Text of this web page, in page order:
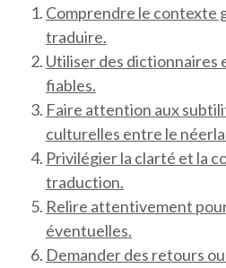
Comprendre le contexte
traduire.
Utiliser des dictionnaires
fiables.
Faire attention aux
culturelles entre le
Privilégier la clarté et la
traduction.
Relire attentivement
éventuelles.
Demander des retours